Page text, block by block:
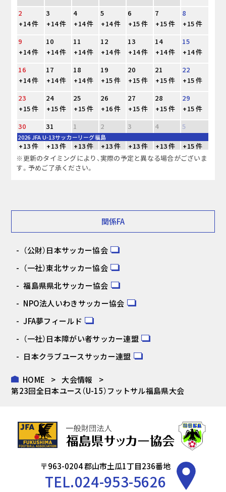
2
3 4 5 6 7
8
+14 件
+14 件 +14 件 +14 件 +15 件 +15 件
+15 件
9
10 11 12 13 14
15
+14 件
+14 件 +14 件 +14 件 +14 件 +14 件
+14 件
16
17 18 19 20 21
22
+14 件
+14 件 +14 件 +15 件 +15 件 +15 件
+15 件
23
24 25 26 27 28
29
+15 件
+15 件 +15 件 +16 件 +15 件 +15 件
+15 件
30
31 1 2 3 4 5
2026 JFA U-13サッカーリーグ福島
+13 件 +13 件 +13 件 +13 件 +13 件 +13 件
+15 件
※更新のタイミングにより、実際の予定と異なる場合がございま
す。予めご了承ください。
関係FA
（公財）日本サッカー協会
（一社）東北サッカー協会
福島県県北サッカー協会
NPO法人いわきサッカー協会
JFA夢フィールド
（一社）日本障がい者サッカー連盟
日本クラブユースサッカー連盟
HOME
大会情報
第23回全日本ユース（U-15）フットサル福島県大会
〒963-0204 郡山市土瓜1丁目236番地
TEL.024-953-5626